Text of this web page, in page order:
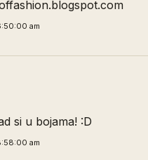
am
si u bojama! :D
am